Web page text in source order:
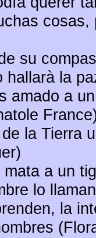
su
hallarà la
amado a
la Tierra
a un
lo
la